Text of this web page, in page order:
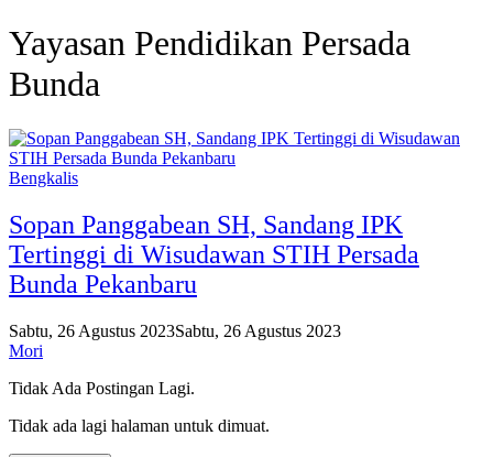
Yayasan Pendidikan Persada
Bunda
Bengkalis
Sopan Panggabean SH, Sandang IPK
Tertinggi di Wisudawan STIH Persada
Bunda Pekanbaru
Sabtu, 26 Agustus 2023Sabtu, 26 Agustus 2023
Mori
Tidak Ada Postingan Lagi.
Tidak ada lagi halaman untuk dimuat.